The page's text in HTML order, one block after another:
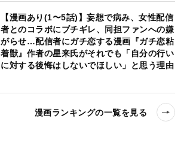
【漫画あり(1〜5話)】妄想で病み、女性配信
者とのコラボにブチギレ、同担ファンへの嫌
がらせ…配信者にガチ恋する漫画『ガチ恋粘
着獣』作者の星来氏がそれでも「自分の行い
に対する後悔はしないでほしい」と思う理由
漫画ランキングの一覧を見る